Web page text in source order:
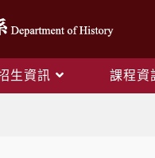
生資訊 課程資